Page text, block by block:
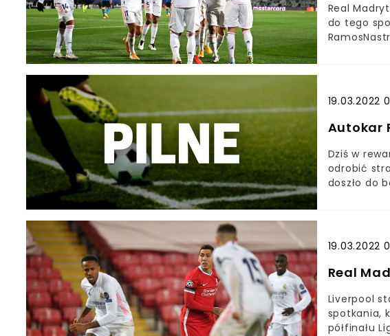
Real
do tego
naprawdę
może być
19.03.2022
Autokar
Dziś w
odrobić
doszło do
postanowili
19.03.2022
Real
Liverpool
spotkania,
półfinału